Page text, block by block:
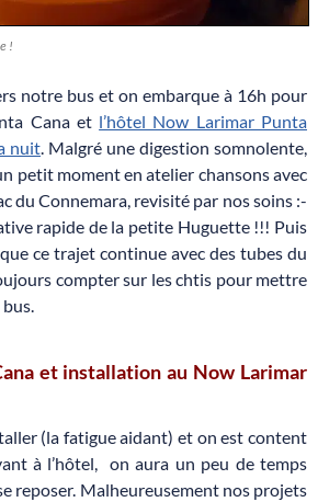
!
notre bus et on embarque à 16h pour
Cana et l’hôtel Now Larimar Punta
nuit. Malgré une digestion somnolente,
petit moment en atelier chansons avec
du Connemara, revisité par nos soins :-
rapide de la petite Huguette !!! Puis
ce trajet continue avec des tubes du
compter sur les chtis pour mettre
bus.
et installation au Now Larimar
(la fatigue aidant) et on est content
à l’hôtel, on aura un peu de temps
reposer. Malheureusement nos projets